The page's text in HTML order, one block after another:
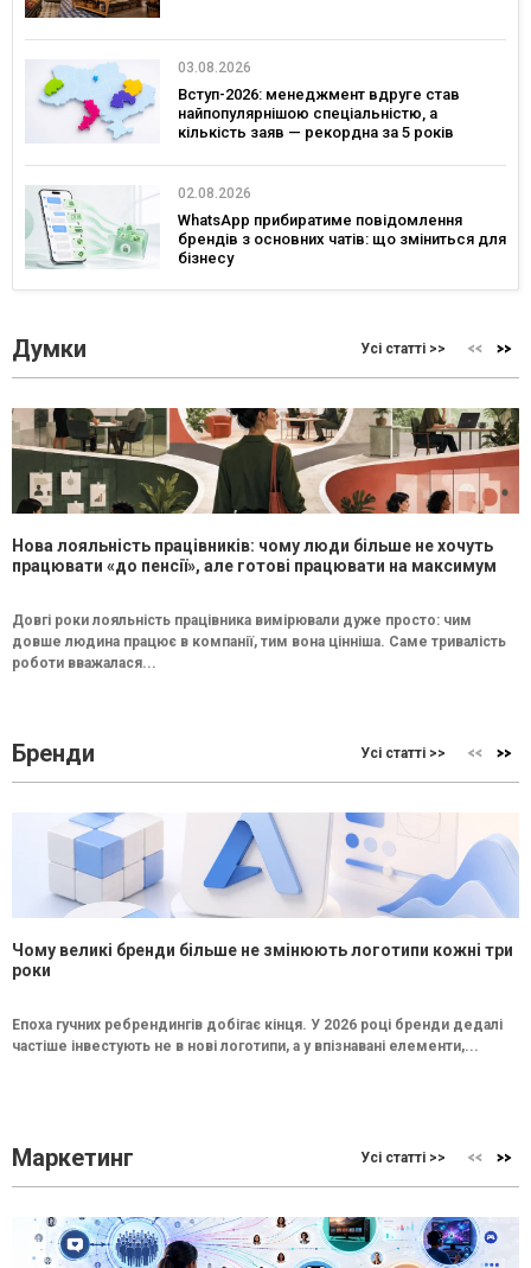
03.08.2026
Вступ-2026: менеджмент вдруге став
найпопулярнішою спеціальністю, а
кількість заяв — рекордна за 5 років
02.08.2026
WhatsApp прибиратиме повідомлення
брендів з основних чатів: що зміниться для
бізнесу
Думки Усі статті >>
Нова лояльність працівників: чому люди більше не хочуть
працювати «до пенсії», але готові працювати на максимум
Довгі роки лояльність працівника вимірювали дуже просто: чим
довше людина працює в компанії, тим вона цінніша. Саме тривалість
роботи вважалася...
Бренди Усі статті >>
Чому великі бренди більше не змінюють логотипи кожні три
роки
Епоха гучних ребрендингів добігає кінця. У 2026 році бренди дедалі
частіше інвестують не в нові логотипи, а у впізнавані елементи,...
Маркетинг Усі статті >>